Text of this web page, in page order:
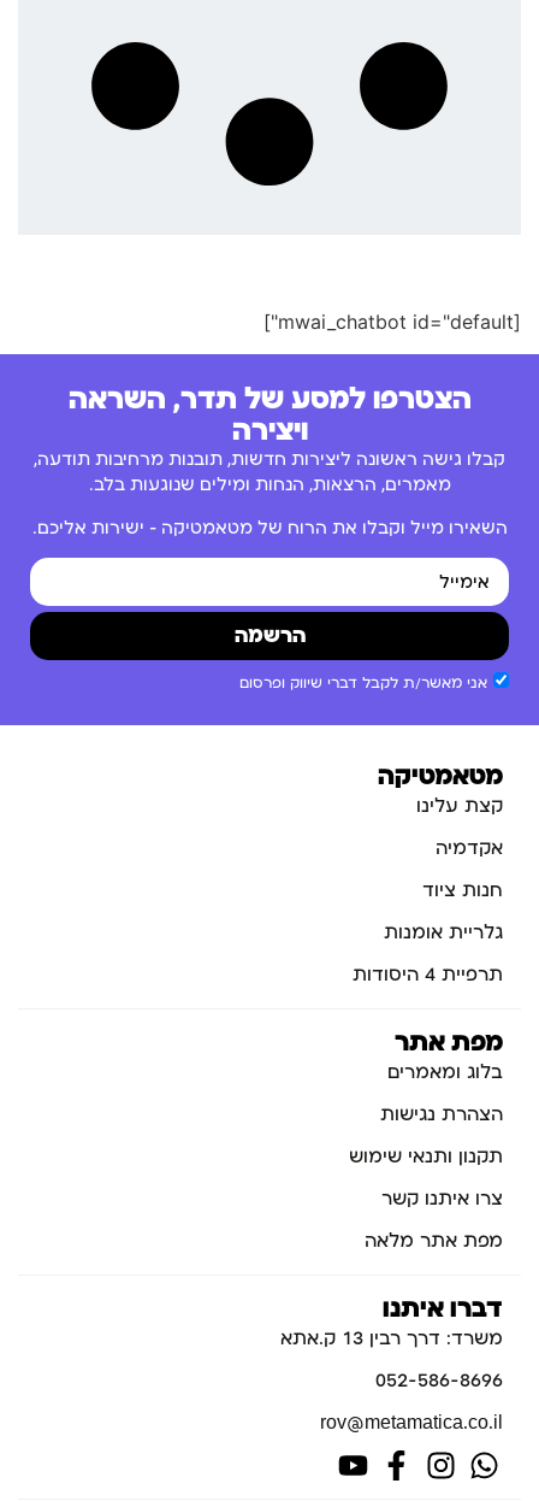
[mwai_chatbot id="default"]
הצטרפו למסע של תדר, השראה
ויצירה
קבלו גישה ראשונה ליצירות חדשות, תובנות מרחיבות תודעה,
מאמרים, הרצאות, הנחות ומילים שנוגעות בלב.
השאירו מייל וקבלו את הרוח של מטאמטיקה – ישירות אליכם.
אני מאשר/ת לקבל דברי שיווק ופרסום
הרשמה
מטאמטיקה
קצת עלינו
אקדמיה
חנות ציוד
גלריית אומנות
תרפיית 4 היסודות
מפת אתר
בלוג ומאמרים
הצהרת נגישות
תקנון ותנאי שימוש
צרו איתנו קשר
מפת אתר מלאה
דברו איתנו
משרד: דרך רבין 13 ק.אתא
052-586-8696
rov@metamatica.co.il